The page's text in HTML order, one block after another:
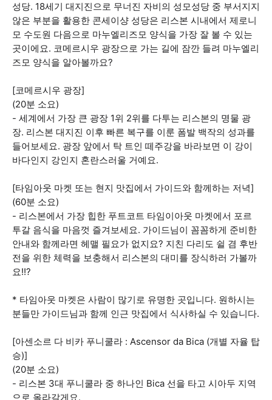
성당. 18세기 대지진으로 무너진 자비의 성모성당 중 부서지지
않은 부분을 활용한 콘세이샹 성당은 리스본 시내에서 제로니
모 수도원 다음으로 마누엘리즈모 양식을 가장 잘 볼 수 있는
곳이에요. 코메르시우 광장으로 가는 길에 잠깐 들려 마누엘리
즈모 양식을 알아볼까요?
[코메르시우 광장]
(20분 소요)
- 세계에서 가장 큰 광장 1위 2위를 다투는 리스본의 명물 광
장. 리스본 대지진 이후 빠른 복구를 이룬 폼발 백작의 성과를
들어보세요. 광장 앞에서 탁 트인 떼주강을 바라보면 이 강이
바다인지 강인지 혼란스러울 거예요.
[타임아웃 마켓 또는 현지 맛집에서 가이드와 함께하는 저녁]
(60분 소요)
- 리스본에서 가장 힙한 푸트코트 타임이아웃 마켓에서 포르
투갈 음식을 마음껏 즐겨보세요. 가이드님이 꼼꼼하게 준비한
안내와 함께라면 헤맬 필요가 없지요? 지친 다리도 쉴 겸 후반
전을 위한 체력을 보충해서 리스본의 대미를 장식하러 가볼까
요!!?
* 타임아웃 마켓은 사람이 많기로 유명한 곳입니다. 원하시는
분들만 가이드님과 함께 인근 맛집에서 식사하실 수 있습니다.
[아센소르 다 비카 푸니쿨라 : Ascensor da Bica (개별 자율 탑
승)]
(20분 소요)
- 리스본 3대 푸니쿨라 중 하나인 Bica 선을 타고 시아두 지역
으로 올라갈게요.